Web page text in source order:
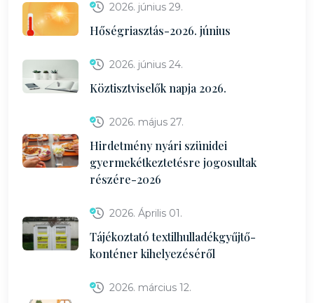
2026. június 29.
Hőségriasztás-2026. június
2026. június 24.
Köztisztviselők napja 2026.
2026. május 27.
Hirdetmény nyári szünidei
gyermekétkeztetésre jogosultak
részére-2026
2026. Április 01.
Tájékoztató textilhulladékgyűjtő-
konténer kihelyezéséről
2026. március 12.